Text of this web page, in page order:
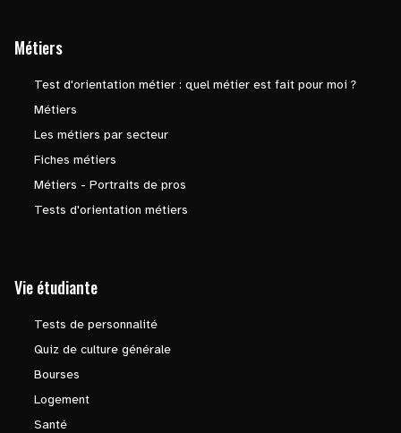
Métiers
Test d'orientation métier : quel métier est fait pour moi ?
Métiers
Les métiers par secteur
Fiches métiers
Métiers - Portraits de pros
Tests d'orientation métiers
Vie étudiante
Tests de personnalité
Quiz de culture générale
Bourses
Logement
Santé